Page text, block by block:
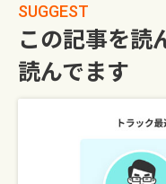
SUGGEST
この記事を読
読んでます